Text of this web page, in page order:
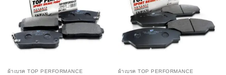
ผ้าเบรค TOP PERFORMANCE ผ้าเบรค TOP PERFORMANCE